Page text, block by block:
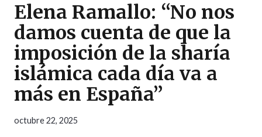
Elena Ramallo: “No nos
damos cuenta de que la
imposición de la sharía
islámica cada día va a
más en España”
octubre 22, 2025